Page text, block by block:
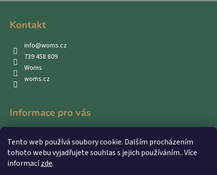
Tento web používá soubory cookie. Dalším procházením
tohoto webu vyjadřujete souhlas s jejich používáním.. Více
informacízde.
Kontakt
info@woms.cz
739 458 809
Woms
woms.cz
Informace pro vás
Obchodní podmínky
Podmínky ochrany osobních údajů